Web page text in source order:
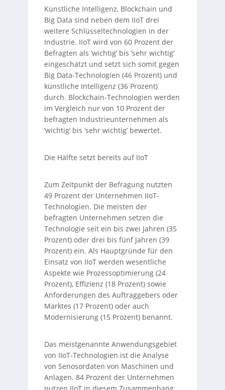
Künstliche Intelligenz, Blockchain und
Big Data sind neben dem IIoT drei
weitere Schlüsseltechnologien in der
Industrie. IIoT wird von 60 Prozent der
Befragten als ’wichtig’ bis ’sehr wichtig’
eingeschätzt und setzt sich somit gegen
Big Data-Technologien (46 Prozent) und
künstliche Intelligenz (36 Prozent)
durch. Blockchain-Technologien werden
im Vergleich nur von 10 Prozent der
befragten Industrieunternehmen als
’wichtig’ bis ’sehr wichtig’ bewertet.
Die Hälfte setzt bereits auf IIoT
Zum Zeitpunkt der Befragung nutzten
49 Prozent der Unternehmen IIoT-
Technologien. Die meisten der
befragten Unternehmen setzen die
Technologie seit ein bis zwei Jahren (35
Prozent) oder drei bis fünf Jahren (39
Prozent) ein. Als Hauptgründe für den
Einsatz von IIoT werden wesentliche
Aspekte wie Prozessoptimierung (24
Prozent), Effizienz (18 Prozent) sowie
Anforderungen des Auftraggebers oder
Marktes (17 Prozent) oder auch
Modernisierung (15 Prozent) benannt.
Das meistgenannte Anwendungsgebiet
von IIoT-Technologien ist die Analyse
von Senosordaten von Maschinen und
Anlagen. 84 Prozent der Unternehmen